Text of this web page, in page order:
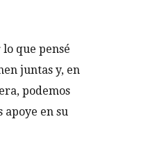
que pensé
juntas y, en
podemos
en su